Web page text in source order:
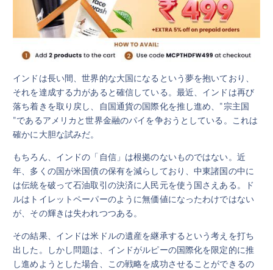
インドは長い間、世界的な大国になるという夢を抱いており、
それを達成する力があると確信している。最近、インドは再び
落ち着きを取り戻し、自国通貨の国際化を推し進め、"宗主国
"であるアメリカと世界金融のパイを争おうとしている。これは
確かに大胆な試みだ。
もちろん、インドの「自信」は根拠のないものではない。近
年、多くの国が米国債の保有を減らしており、中東諸国の中に
は伝統を破って石油取引の決済に人民元を使う国さえある。ド
ルはトイレットペーパーのように無価値になったわけではない
が、その輝きは失われつつある。
その結果、インドは米ドルの遺産を継承するという考えを打ち
出した。しかし問題は、インドがルピーの国際化を限定的に推
し進めようとした場合、この戦略を成功させることができるの